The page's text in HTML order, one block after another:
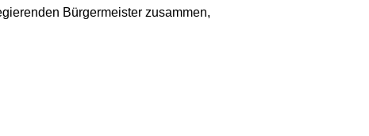
Bürgermeister zusammen,